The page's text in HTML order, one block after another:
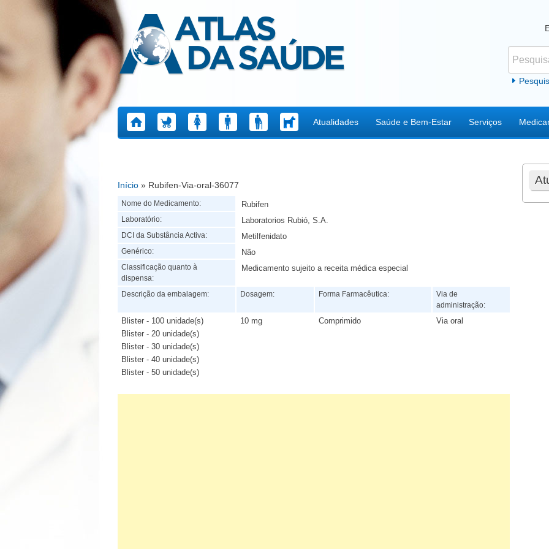
Atlas da Saúde
Atualidades Saúde e Bem-Estar Serviços
Está aqui
Início » Rubifen-Via-oral-36077
Nome do Medicamento: Rubifen
Laboratório: Laboratorios Rubió, S.A.
DCI da Substância Activa: Metilfenidato
Genérico: Não
Classificação quanto à
dispensa:
Medicamento sujeito a receita médica especial
Descrição da embalagem:
Blister - 100 unidade(s)
Blister - 20 unidade(s)
Blister - 30 unidade(s)
Blister - 40 unidade(s)
Blister - 50 unidade(s)
Dosagem:
10 mg
Forma Farmacêutica:
Comprimido
Via de
administração:
Via oral